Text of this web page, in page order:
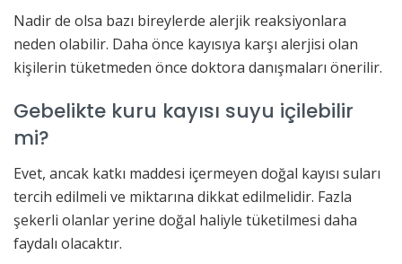
Nadir de olsa bazı bireylerde alerjik reaksiyonlara
neden olabilir. Daha önce kayısıya karşı alerjisi olan
kişilerin tüketmeden önce doktora danışmaları önerilir.
Gebelikte kuru kayısı suyu içilebilir
mi?
Evet, ancak katkı maddesi içermeyen doğal kayısı suları
tercih edilmeli ve miktarına dikkat edilmelidir. Fazla
şekerli olanlar yerine doğal haliyle tüketilmesi daha
faydalı olacaktır.